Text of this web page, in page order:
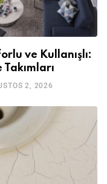
ve Kullanışlı:
Takımları
2, 2026